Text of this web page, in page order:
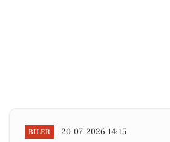
BILER 20-07-2026 14:15